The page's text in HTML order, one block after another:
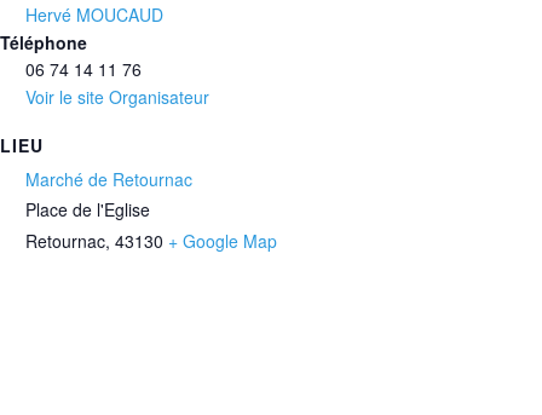
Hervé MOUCAUD
Téléphone
06 74 14 11 76‬
Voir le site Organisateur
LIEU
Marché de Retournac
Place de l'Eglise
Retournac, 43130 + Google Map